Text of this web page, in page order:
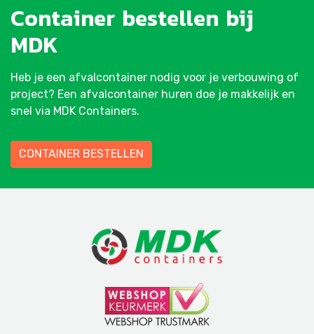
Container bestellen bij
MDK
Heb je een afvalcontainer nodig voor je verbouwing of
project? Een afvalcontainer huren doe je makkelijk en
snel via MDK Containers.
CONTAINER BESTELLEN